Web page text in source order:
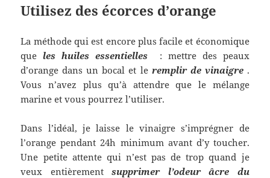
Utilisez des écorces d’orange
La méthode qui est encore plus facile et économique
queles huiles essentielles
: mettre des peaux
d’orange dans un bocal et le remplir de vinaigre.
Vous n’avez plus qu’à attendre que le mélange
marine et vous pourrez l’utiliser.
Dans l’idéal, je laisse le vinaigre s’imprégner de
l’orange pendant 24h minimum avant d’y toucher.
Une petite attente qui n’est pas de trop quand je
veux entièrementsupprimer l’odeur âcre du